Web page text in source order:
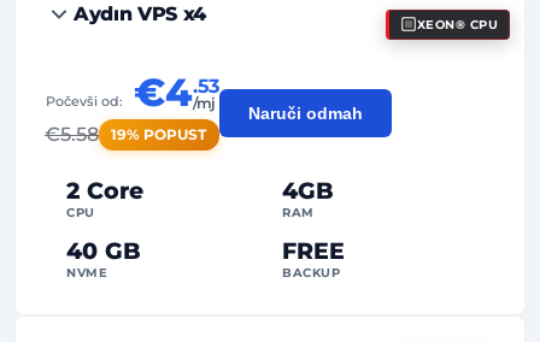
Aydın VPS x4 XEON® CPU
2 Core
CPU
4GB
RAM
40 GB
NVME
FREE
BACKUP
Počevši od: €4.53
/mj
€5.58 19% POPUST
Naruči odmah